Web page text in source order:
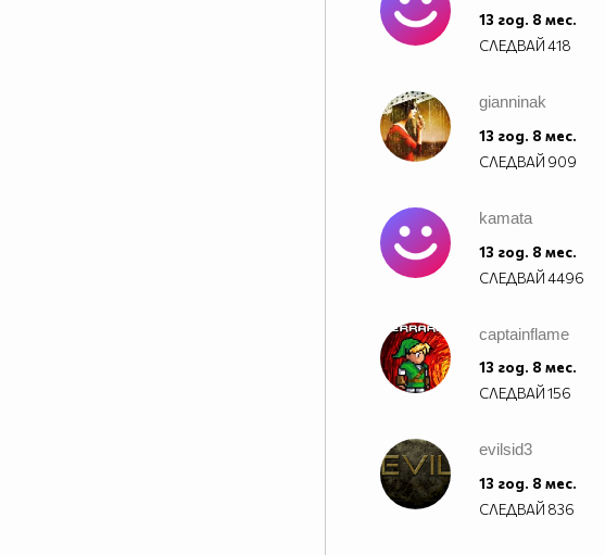
13 год. 8 мес.
СЛЕДВАЙ418
gianninak
13 год. 8 мес.
СЛЕДВАЙ 909
kamata
13 год. 8 мес.
СЛЕДВАЙ4496
captainflame
13 год. 8 мес.
СЛЕДВАЙ156
evilsid3
13 год. 8 мес.
СЛЕДВАЙ 836